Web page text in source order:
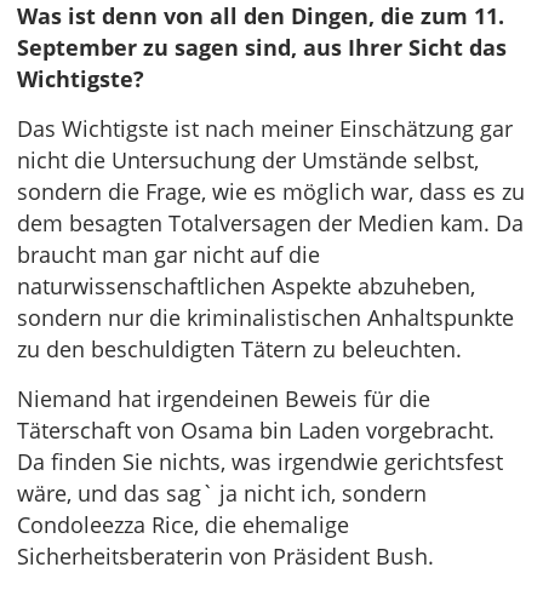
Was ist denn von all den Dingen, die zum 11.
September zu sagen sind, aus Ihrer Sicht das
Wichtigste?
Das Wichtigste ist nach meiner Einschätzung gar
nicht die Untersuchung der Umstände selbst,
sondern die Frage, wie es möglich war, dass es zu
dem besagten Totalversagen der Medien kam. Da
braucht man gar nicht auf die
naturwissenschaftlichen Aspekte abzuheben,
sondern nur die kriminalistischen Anhaltspunkte
zu den beschuldigten Tätern zu beleuchten.
Niemand hat irgendeinen Beweis für die
Täterschaft von Osama bin Laden vorgebracht.
Da finden Sie nichts, was irgendwie gerichtsfest
wäre, und das sag` ja nicht ich, sondern
Condoleezza Rice, die ehemalige
Sicherheitsberaterin von Präsident Bush.